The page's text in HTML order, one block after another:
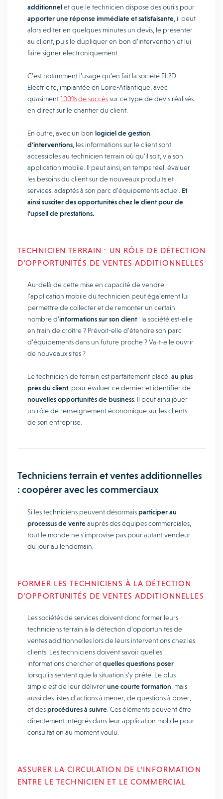
additionnelet que le technicien dispose des outils pour
apporter une réponse immédiate et satisfaisante , il peut
alors éditer en quelques minutes un devis, le présenter
au client, puis le dupliquer en bon d’intervention et lui
faire signer électroniquement.
C’est notamment l’usage qu’en fait la société EL2D
Electricité, implantée en Loire-Atlantique, avec
quasiment100% de succèssur ce type de devis réalisés
en direct sur le chantier du client.
En outre, avec un bon logiciel de gestion
d’interventions , les informations sur le client sont
accessibles au technicien terrain où qu’il soit, via son
application mobile. Il peut ainsi, en temps réel, évaluer
les besoins du client sur de nouveaux produits et
services, adaptés à son parc d’équipements actuel. Et
ainsi susciter des opportunités chez le client pour de
l’upsell de prestations.
TECHNICIEN TERRAIN : UN RÔLE DE DÉTECTION
D’OPPORTUNITÉS DE VENTES ADDITIONNELLES
Au-delà de cette mise en capacité de vendre,
l’application mobile du technicien peut également lui
permettre de collecter et de remonter un certain
nombre d’informations sur son client: la société est-elle
en train de croître ? Prévoit-elle d’étendre son parc
d’équipements dans un future proche ? Va-t-elle ouvrir
de nouveaux sites ?
Le technicien de terrain est parfaitement placé, au plus
près du client, pour évaluer ce dernier et identifier de
nouvelles opportunités de business . Il peut ainsi jouer
un rôle de renseignement économique sur les clients
de son entreprise.
Techniciens terrain et ventes additionnelles
: coopérer avec les commerciaux
Si les techniciens peuvent désormaisparticiper au
processus de venteauprès des équipes commerciales,
tout le monde ne s’improvise pas pour autant vendeur
du jour au lendemain.
FORMER LES TECHNICIENS À LA DÉTECTION
D’OPPORTUNITÉS DE VENTES ADDITIONNELLES
Les sociétés de services doivent donc former leurs
techniciens terrain à la détection d’opportunités de
ventes additionnelles lors de leurs interventions chez les
clients. Les techniciens doivent savoir quelles
informations chercher etquelles questions poser
lorsqu’ils sentent que la situation s’y prête. Le plus
simple est de leur délivrerune courte formation , mais
aussi des listes d’actions à mener, de questions à poser,
et desprocédures à suivre . Ces éléments peuvent être
directement intégrés dans leur application mobile pour
consultation au moment voulu.
ASSURER LA CIRCULATION DE L’INFORMATION
ENTRE LE TECHNICIEN ET LE COMMERCIAL